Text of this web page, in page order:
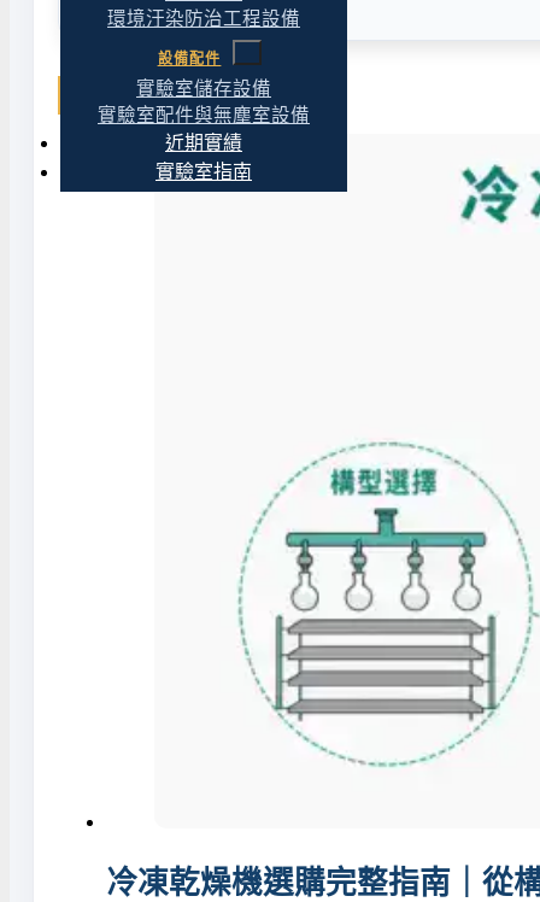
環境汙染防治工程設備
設備配件
實驗室儲存設備
實驗室配件與無塵室設備
近期實績
實驗室指南
相關文章
冷凍乾燥機選購完整指南｜從